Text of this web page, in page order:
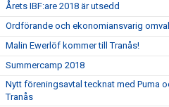
Årets IBF:are 2018 är utsedd
Ordförande och ekonomiansvarig
Malin Ewerlöf kommer till Tranås!
Summercamp 2018
Nytt föreningsavtal tecknat med Puma
Tranås